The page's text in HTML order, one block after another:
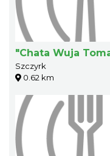
"Chata Wuja
Szczyrk
0.62 km